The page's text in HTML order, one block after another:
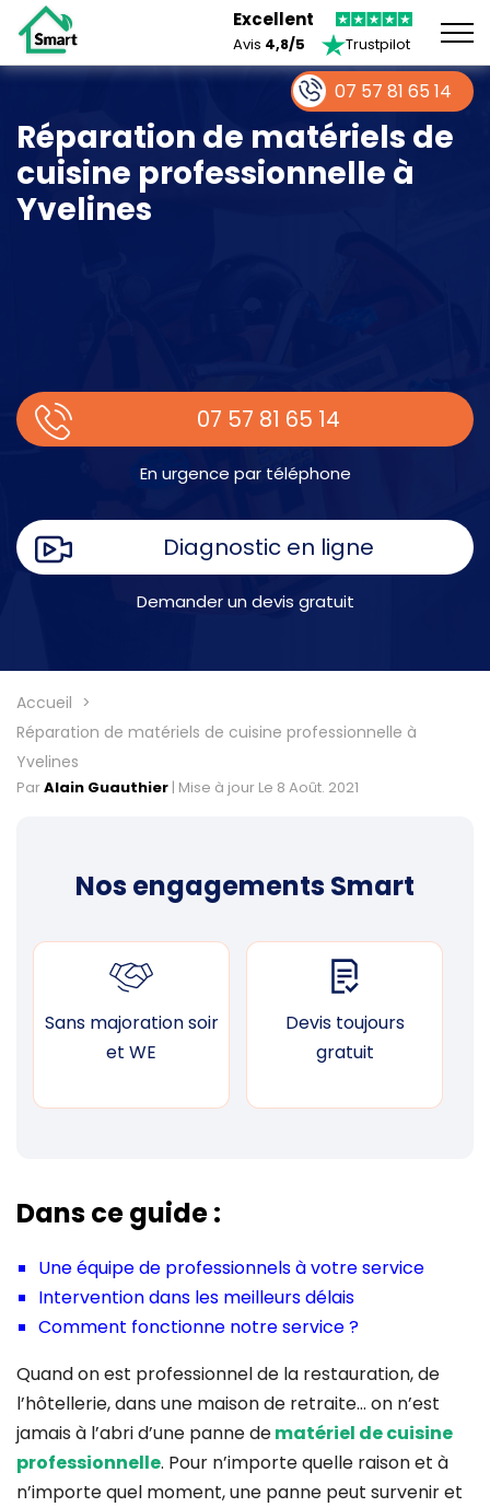
Excellent
Avis 4,8/5 Trustpilot
Réparation de matériels de
cuisine professionnelle à
Yvelines
07 57 81 65 14
En urgence par téléphone
Diagnostic en ligne
Demander un devis gratuit
Accueil
Réparation de matériels de cuisine professionnelle à
Yvelines
ParAlain Guauthier | Mise à jour Le 8 Août. 2021
Nos engagements Smart
Sans majoration soir
et WE
Devis toujours
gratuit
Dans ce guide :
Une équipe de professionnels à votre service
Intervention dans les meilleurs délais
Comment fonctionne notre service ?
Quand on est professionnel de la restauration, de
l’hôtellerie, dans une maison de retraite… on n’est
jamais à l’abri d’une panne dematériel de cuisine
professionnelle. Pour n’importe quelle raison et à
n’importe quel moment, une panne peut survenir et
07 57 81 65 14